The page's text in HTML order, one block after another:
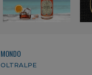
MONDO
OLTRALPE